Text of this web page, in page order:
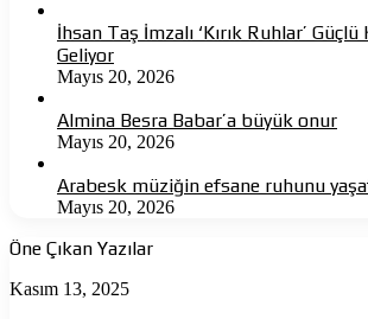
İhsan Taş İmzalı ‘Kırık Ruhlar’
Geliyor
Mayıs 20, 2026
Almina Besra Babar’a büyük onur
Mayıs 20, 2026
Arabesk müziğin efsane ruhunu
Mayıs 20, 2026
Öne Çıkan Yazılar
Ölüme
Kasım 13, 2025